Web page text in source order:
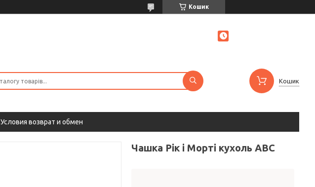
Кошик
Кошик
Условия возврат и обмен
Чашка Рік і Морті кухоль ABC